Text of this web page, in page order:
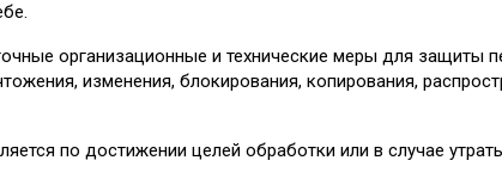
организационные и технические меры для защиты
изменения, блокирования, копирования,
по достижении целей обработки или в случае